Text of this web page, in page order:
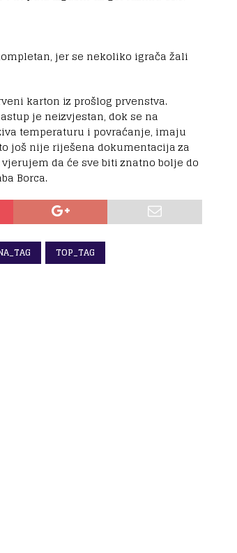
jer se nekoliko igrača žali
karton iz prošlog prvenstva.
je neizvjestan, dok se na
temperaturu i povraćanje, imaju
još nije riješena dokumentacija za
da će sve biti znatno bolje do
Borca.
TOP_TAG